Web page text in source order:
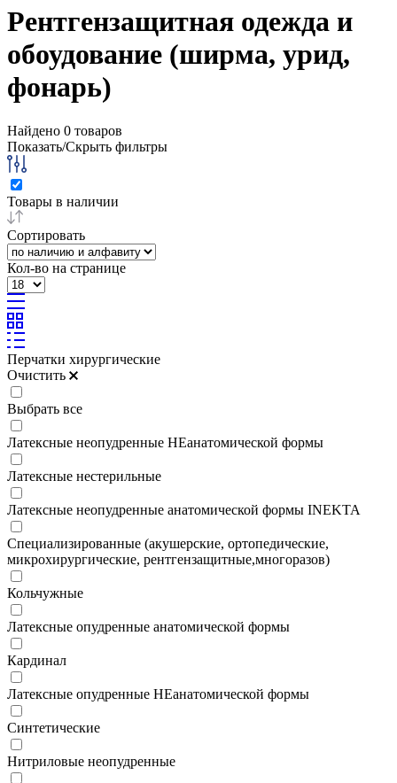
Рентгензащитная одежда и
обоудование (ширма, урид,
фонарь)
Найдено 0 товаров
Показать/Скрыть фильтры
Товары в наличии
Сортировать
Кол-во на странице
Перчатки хирургические
Очистить
Выбрать все
Латексные неопудренные НЕанатомической формы
Латексные нестерильные
Латексные неопудренные анатомической формы INEKTA
Специализированные (акушерские, ортопедические,
микрохирургические, рентгензащитные,многоразов)
Кольчужные
Латексные опудренные анатомической формы
Кардинал
Латексные опудренные НЕанатомической формы
Синтетические
Нитриловые неопудренные